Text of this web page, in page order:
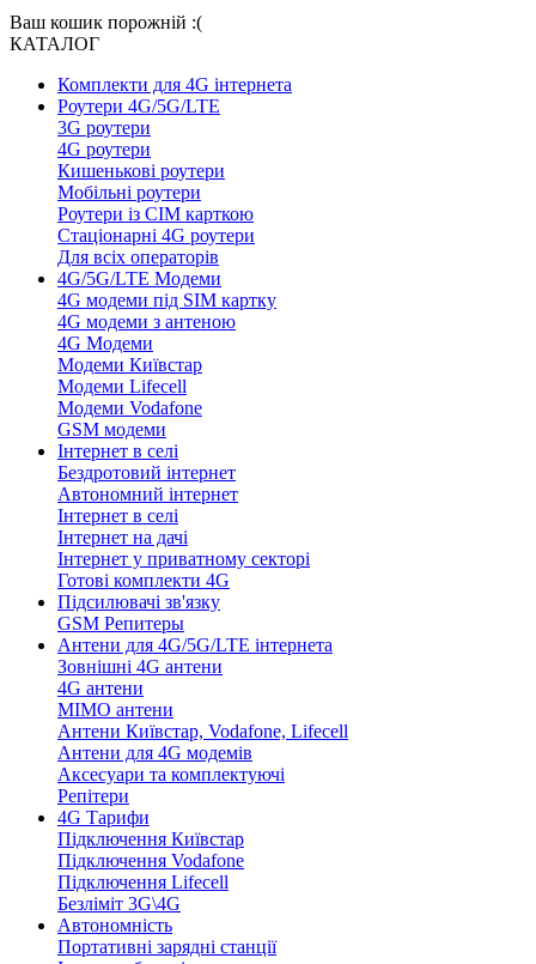
Ваш кошик порожній :(
КАТАЛОГ
Комплекти для 4G інтернета
Роутери 4G/5G/LTE
3G роутери
4G роутери
Кишенькові роутери
Мобільні роутери
Роутери із СІМ карткою
Стаціонарні 4G роутери
Для всіх операторів
4G/5G/LTE Модеми
4G модеми під SIM картку
4G модеми з антеною
4G Модеми
Модеми Київстар
Модеми Lifecell
Модеми Vodafone
GSM модеми
Інтернет в селі
Бездротовий інтернет
Автономний інтернет
Інтернет в селі
Інтернет на дачі
Інтернет у приватному секторі
Готові комплекти 4G
Підсилювачі зв'язку
GSM Репитеры
Антени для 4G/5G/LTE інтернета
Зовнішні 4G антени
4G антени
MIMO антени
Антени Київстар, Vodafone, Lifecell
Антени для 4G модемів
Аксесуари та комплектуючі
Репітери
4G Тарифи
Підключення Київстар
Підключення Vodafone
Підключення Lifecell
Безліміт 3G\4G
Автономність
Портативні зарядні станції